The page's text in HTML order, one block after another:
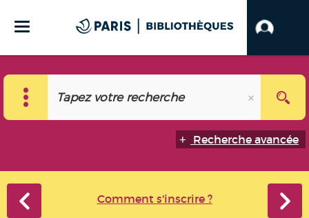
Recherche avancée
Comment s'inscrire ?